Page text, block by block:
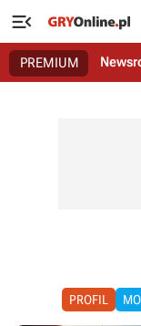

PREMIUM
PROFIL